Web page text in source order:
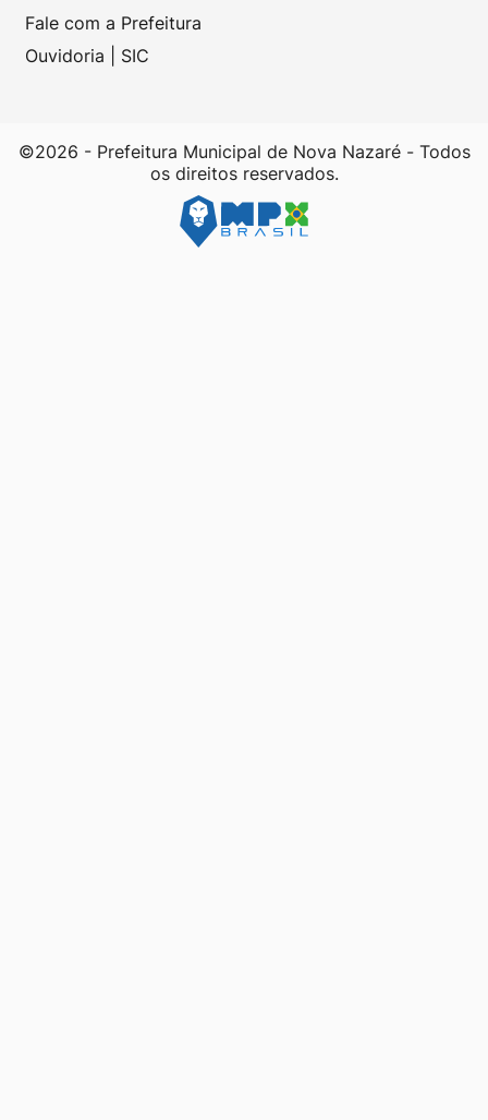
Fale com a Prefeitura
Ouvidoria | SIC
©2026 - Prefeitura Municipal de Nova Nazaré - Todos
os direitos reservados.